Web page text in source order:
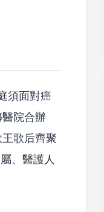
須面對癌
院合辦
歌后齊聚
、醫護人